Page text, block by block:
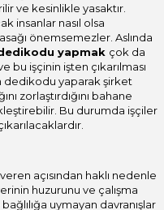
ve kesinlikle yasaktır.
insanlar nasıl olsa
önemsemezler. Aslında
yapmak çok da
bu işçinin işten çıkarılması
dedikodu yaparak şirket
zorlaştırdığını bahane
Bu durumda işçiler
açısından haklı nedenle
huzurunu ve çalışma
uymayan davranışlar